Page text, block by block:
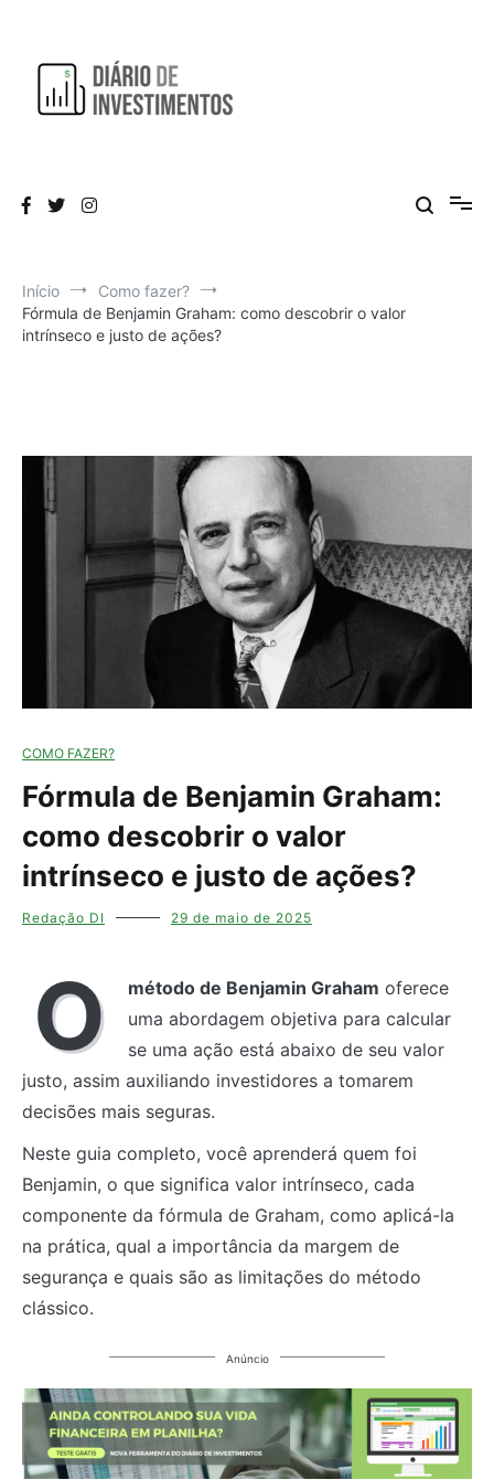
conteúdo
Início
Como fazer?
Fórmula de Benjamin Graham: como descobrir o valor
intrínseco e justo de ações?
COMO FAZER?
Fórmula de Benjamin Graham:
como descobrir o valor
intrínseco e justo de ações?
Redação DI 29 de maio de 2025
O método de Benjamin Graham oferece
uma abordagem objetiva para calcular
se uma ação está abaixo de seu valor
justo, assim auxiliando investidores a tomarem
decisões mais seguras.
Neste guia completo, você aprenderá quem foi
Benjamin, o que significa valor intrínseco, cada
componente da fórmula de Graham, como aplicá-la
na prática, qual a importância da margem de
segurança e quais são as limitações do método
clássico.
Anúncio